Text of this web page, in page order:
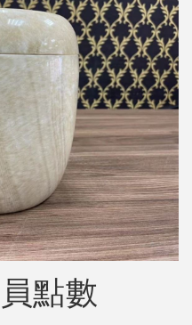
員點數